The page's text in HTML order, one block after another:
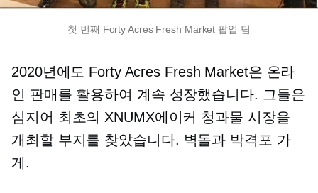
첫 번째 Forty Acres Fresh Market 팝업 팀
2020년에도 Forty Acres Fresh Market은 온라
인 판매를 활용하여 계속 성장했습니다. 그들은
심지어 최초의 XNUMX에이커 청과물 시장을
개최할 부지를 찾았습니다. 벽돌과 박격포 가
게.